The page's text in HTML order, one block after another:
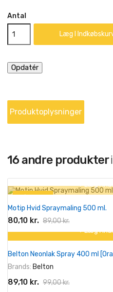
Antal
Læg I
Produktoplysninger
16 andre produkter
På tilbud!
-10%
+ Læg I
Motip Hvid Spraymaling 500 ml.
80,10 kr. 89,00 kr.
På tilbud!
-10%
+ Læg I
Belton Neonlak Spray 400 ml
Brands: Belton
89,10 kr. 99,00 kr.